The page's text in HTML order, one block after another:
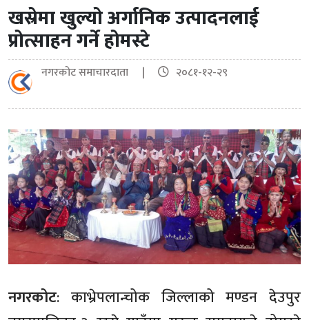
खस्रेमा खुल्यो अर्गानिक उत्पादनलाई
प्रोत्साहन गर्ने होमस्टे
नगरकोट समाचारदाता | २०८१-१२-२९
नगरकोट: काभ्रेपलान्चोक जिल्लाको मण्डन देउपुर